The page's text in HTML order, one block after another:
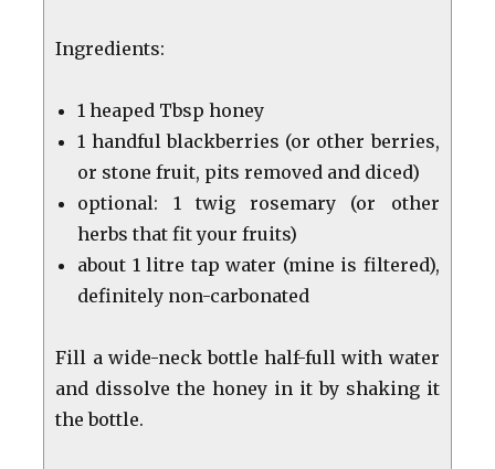
Ingredients:
1 heaped Tbsp honey
1 handful blackberries (or other berries,
or stone fruit, pits removed and diced)
optional: 1 twig rosemary (or other
herbs that fit your fruits)
about 1 litre tap water (mine is filtered),
definitely non-carbonated
Fill a wide-neck bottle half-full with water
and dissolve the honey in it by shaking it
the bottle.